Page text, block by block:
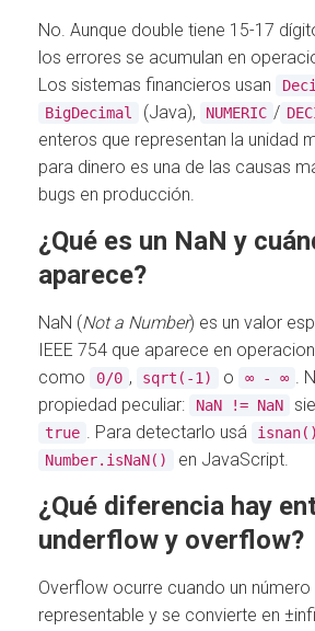
No. Aunque double tiene 15-17
los errores se acumulan en
Los sistemas financieros usan
BigDecimal (Java), NUMERIC /
enteros que representan la unidad
para dinero es una de las causas
bugs en producción.
¿Qué es un NaN y
aparece?
NaN (Not a Number) es un valor
IEEE 754 que aparece en
como
0/0 , sqrt(-1) o ∞ - ∞ .
propiedad peculiar:
NaN != NaN
true . Para detectarlo usá isnan()
Number.isNaN() en JavaScript.
¿Qué diferencia hay
underflow y overflow?
Overflow ocurre cuando un
representable y se convierte en